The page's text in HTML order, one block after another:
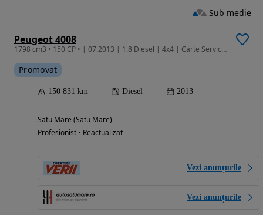
Peugeot 4008
1798 cm3 • 150 CP • | 07.2013 | 1.8 Diesel | 4x4 | Carte Service | Garantie | Finantare |
Promovat
150 831 km Diesel 2013
Satu Mare (Satu Mare)
Profesionist • Reactualizat
Vezi anunțurile
Vezi anunțurile
Sub medie